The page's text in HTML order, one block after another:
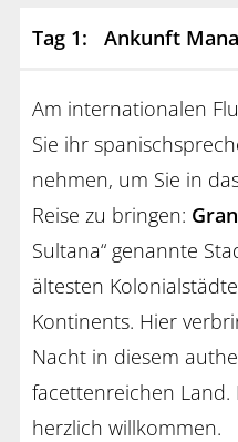
Tag 1: Ankunft
Am internationalen
Sie ihr
nehmen, um Sie in
Reise zu bringen:
Sultana“ genannte
ältesten
Kontinents. Hier
Nacht in diesem
facettenreichen Land.
herzlich willkommen.